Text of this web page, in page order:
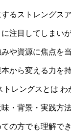
るストレングス
注目してしまい
や資源に焦点を
から変える力を
トレングスとは わ
・背景・実践方
の方でも理解で